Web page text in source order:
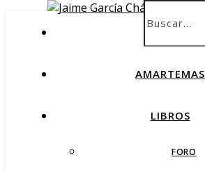
AMARTEMAS
LIBROS
FORO